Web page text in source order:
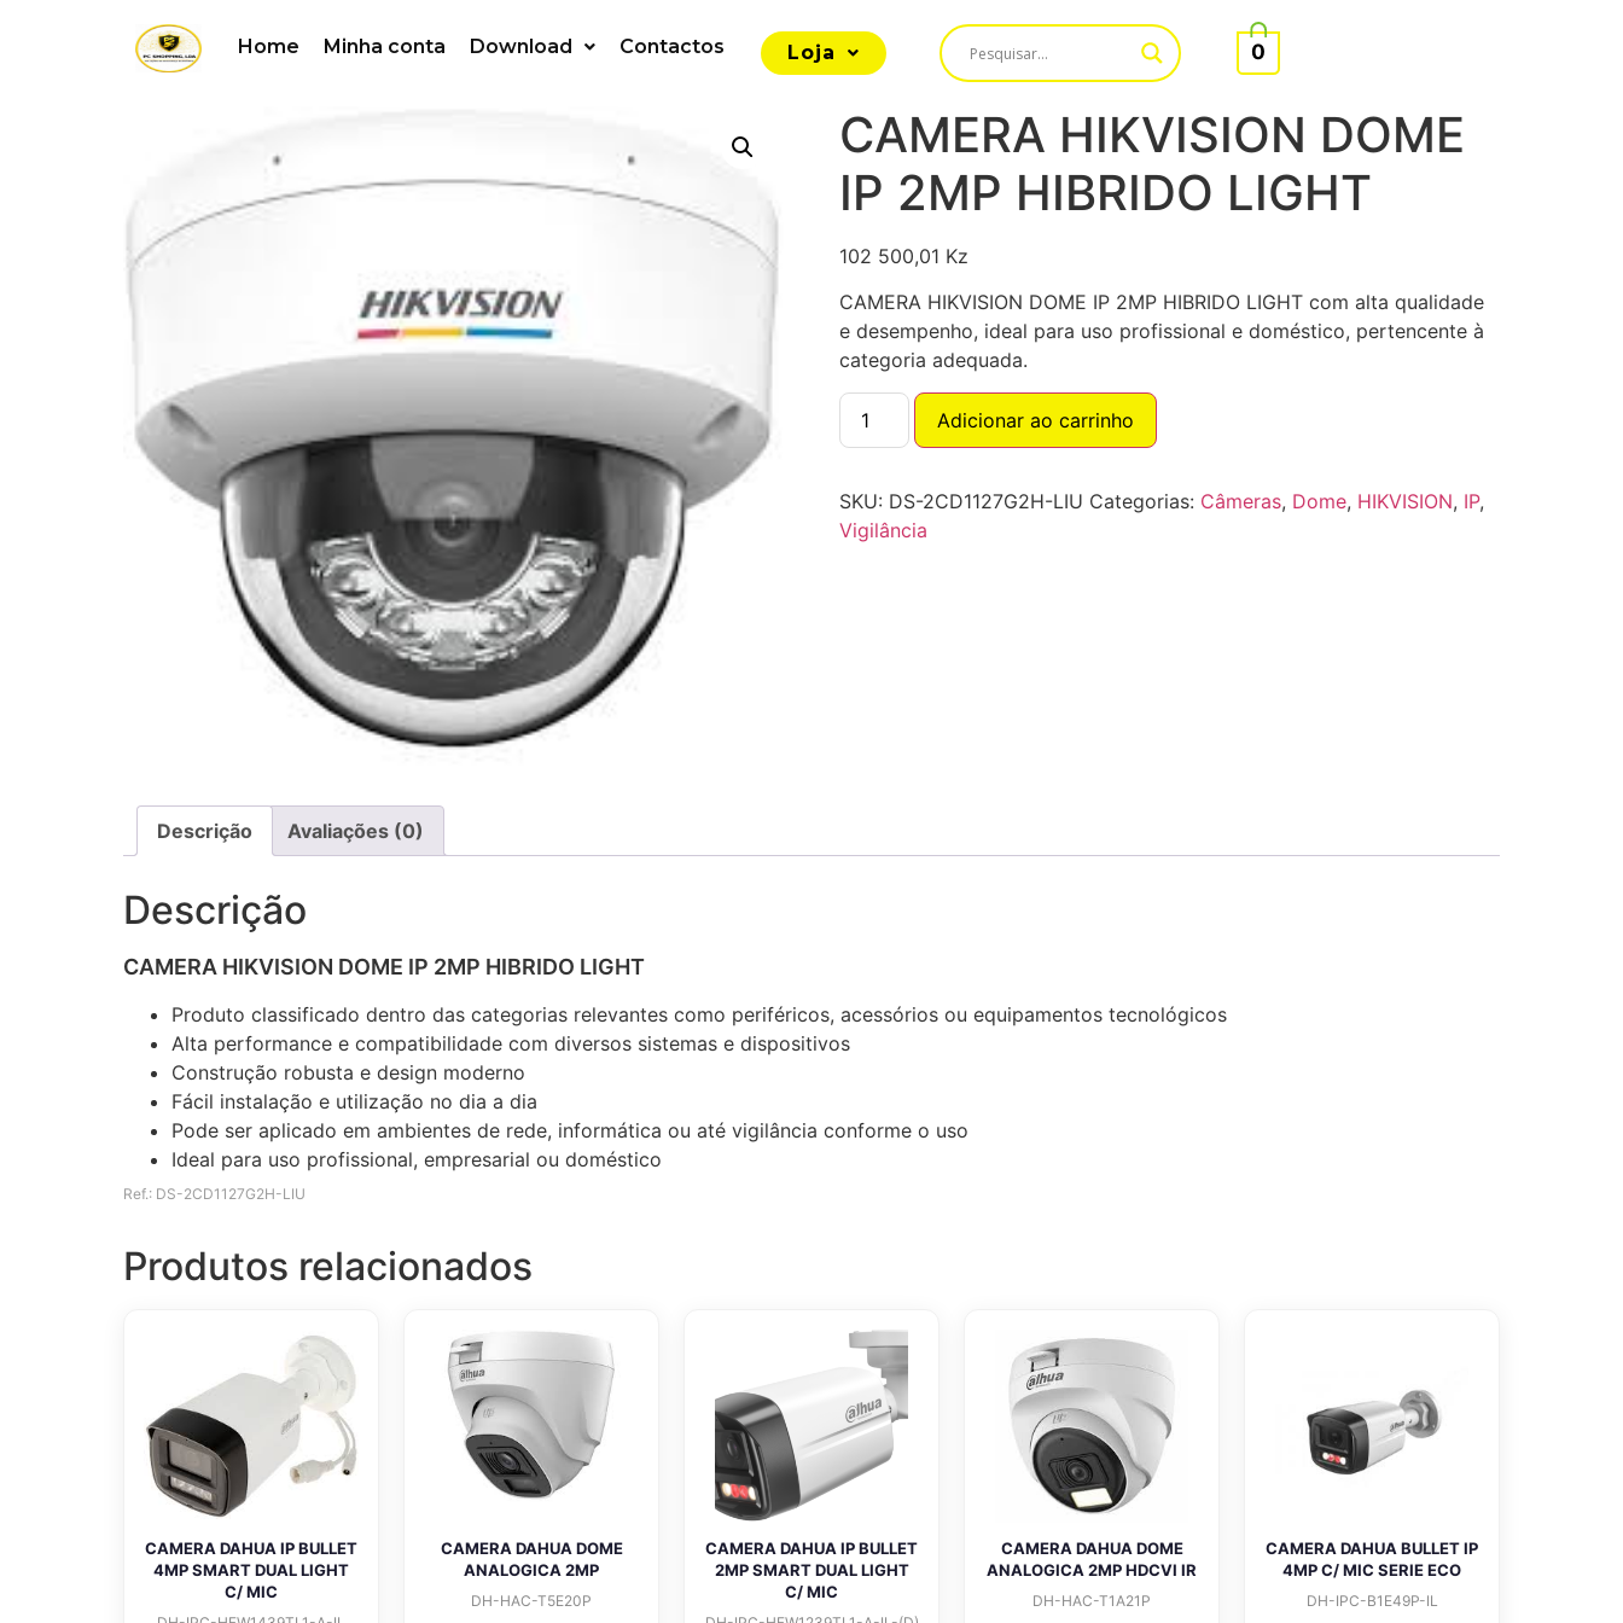
Home Minha conta Download Contactos Loja 0
CAMERA HIKVISION DOME
IP 2MP HIBRIDO LIGHT
102 500,01 Kz
CAMERA HIKVISION DOME IP 2MP HIBRIDO LIGHT com alta qualidade
e desempenho, ideal para uso profissional e doméstico, pertencente à
categoria adequada.
Adicionar ao carrinho
SKU: DS-2CD1127G2H-LIU Categorias: Câmeras, Dome, HIKVISION, IP,
Vigilância
Descrição Avaliações (0)
Descrição
CAMERA HIKVISION DOME IP 2MP HIBRIDO LIGHT
Produto classificado dentro das categorias relevantes como periféricos, acessórios ou equipamentos tecnológicos
Alta performance e compatibilidade com diversos sistemas e dispositivos
Construção robusta e design moderno
Fácil instalação e utilização no dia a dia
Pode ser aplicado em ambientes de rede, informática ou até vigilância conforme o uso
Ideal para uso profissional, empresarial ou doméstico
Ref.: DS-2CD1127G2H-LIU
Produtos relacionados
CAMERA DAHUA IP BULLET
4MP SMART DUAL LIGHT
C/ MIC
CAMERA DAHUA DOME
ANALOGICA 2MP
DH-HAC-T5E20P
CAMERA DAHUA IP BULLET
2MP SMART DUAL LIGHT
C/ MIC
CAMERA DAHUA DOME
ANALOGICA 2MP HDCVI IR
DH-HAC-T1A21P
CAMERA DAHUA BULLET IP
4MP C/ MIC SERIE ECO
DH-IPC-B1E49P-IL